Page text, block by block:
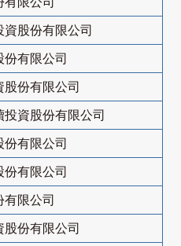
資股份有限公司
份有限公司
股份有限公司
投資股份有限公司
份有限公司
份有限公司
有限公司
股份有限公司